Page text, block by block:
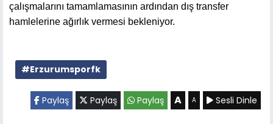
çalışmalarını tamamlamasının ardından dış transfer
hamlelerine ağırlık vermesi bekleniyor.
#Erzurumsporfk
Paylaş Paylaş Paylaş A A Sesli Dinle